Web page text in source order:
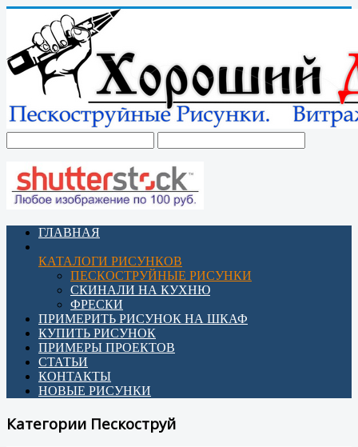
ГЛАВНАЯ
КАТАЛОГИ РИСУНКОВ
ПЕСКОСТРУЙНЫЕ РИСУНКИ
СКИНАЛИ НА КУХНЮ
ФРЕСКИ
ПРИМЕРИТЬ РИСУНОК НА ШКАФ
КУПИТЬ РИСУНОК
ПРИМЕРЫ ПРОЕКТОВ
СТАТЬИ
КОНТАКТЫ
НОВЫЕ РИСУНКИ
Категории Пескоструй